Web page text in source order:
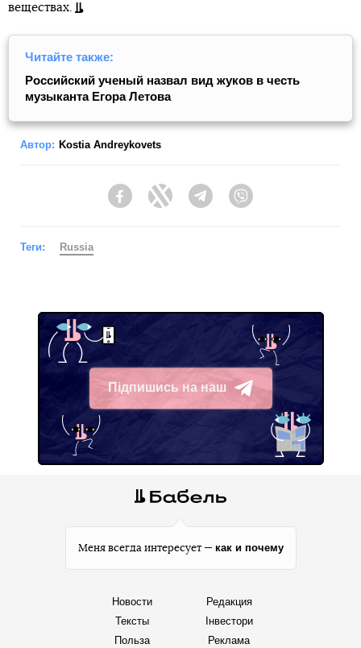
веществах.
Читайте также:
Российский ученый назвал вид жуков в честь
музыканта Егора Летова
Автор: Kostia Andreykovets
FacebookTwitter Telegram
Теги: Russia
Підпишись на наш
Telegram
Меня всегда интересует — как и почему
Новости
Тексты
Польза
Редакция
Інвестори
Реклама